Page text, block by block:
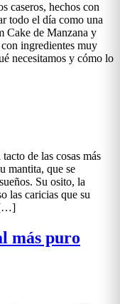
caseros, hechos con
todo el día como una
Cake de Manzana y
ingredientes muy
necesitamos y cómo lo
de las cosas más
mantita, que se
Su osito, la
las caricias que su
[…]
más puro